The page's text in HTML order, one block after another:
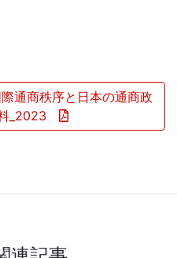
通商秩序と日本の通商政
_2023